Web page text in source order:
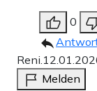
0
Reni.
Melden